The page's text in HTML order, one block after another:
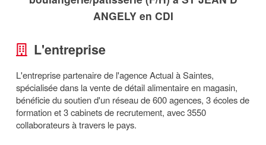
ANGELY en CDI
L'entreprise
L'entreprise partenaire de l'agence Actual à Saintes,
spécialisée dans la vente de détail alimentaire en magasin,
bénéficie du soutien d'un réseau de 600 agences, 3 écoles de
formation et 3 cabinets de recrutement, avec 3550
collaborateurs à travers le pays.